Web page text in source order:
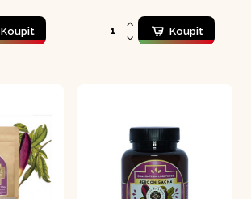
Koupit Koupit